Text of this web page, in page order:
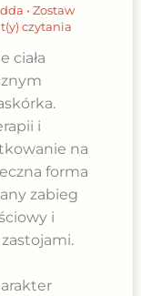
• Zostaw
czytania
ciała
i
na
forma
zabieg
i